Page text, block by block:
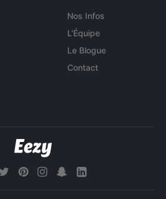
Nos Infos
L'Équipe
Le Blogue
Contact